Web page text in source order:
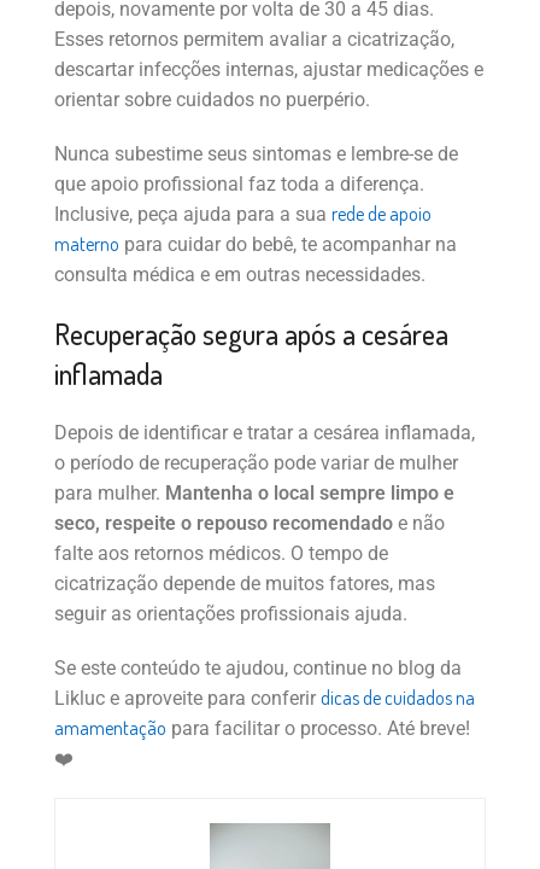
depois, novamente por volta de 30 a 45 dias.
Esses retornos permitem avaliar a cicatrização,
descartar infecções internas, ajustar medicações e
orientar sobre cuidados no puerpério.
Nunca subestime seus sintomas e lembre-se de
que apoio profissional faz toda a diferença.
Inclusive, peça ajuda para a sua rede de apoio
materno para cuidar do bebê, te acompanhar na
consulta médica e em outras necessidades.
Recuperação segura após a cesárea
inflamada
Depois de identificar e tratar a cesárea inflamada,
o período de recuperação pode variar de mulher
para mulher. Mantenha o local sempre limpo e
seco, respeite o repouso recomendado e não
falte aos retornos médicos. O tempo de
cicatrização depende de muitos fatores, mas
seguir as orientações profissionais ajuda.
Se este conteúdo te ajudou, continue no blog da
Likluc e aproveite para conferir dicas de cuidados na
amamentação para facilitar o processo. Até breve!
❤️